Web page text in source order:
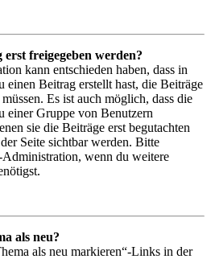
freigegeben werden?
kann entschieden haben, dass in
einen Beitrag erstellt hast, die Beiträge
Es ist auch möglich, dass die
einer Gruppe von Benutzern
sie die Beiträge erst begutachten
Seite sichtbar werden. Bitte
wenn du weitere
als neu?
als neu markieren“-Links in der